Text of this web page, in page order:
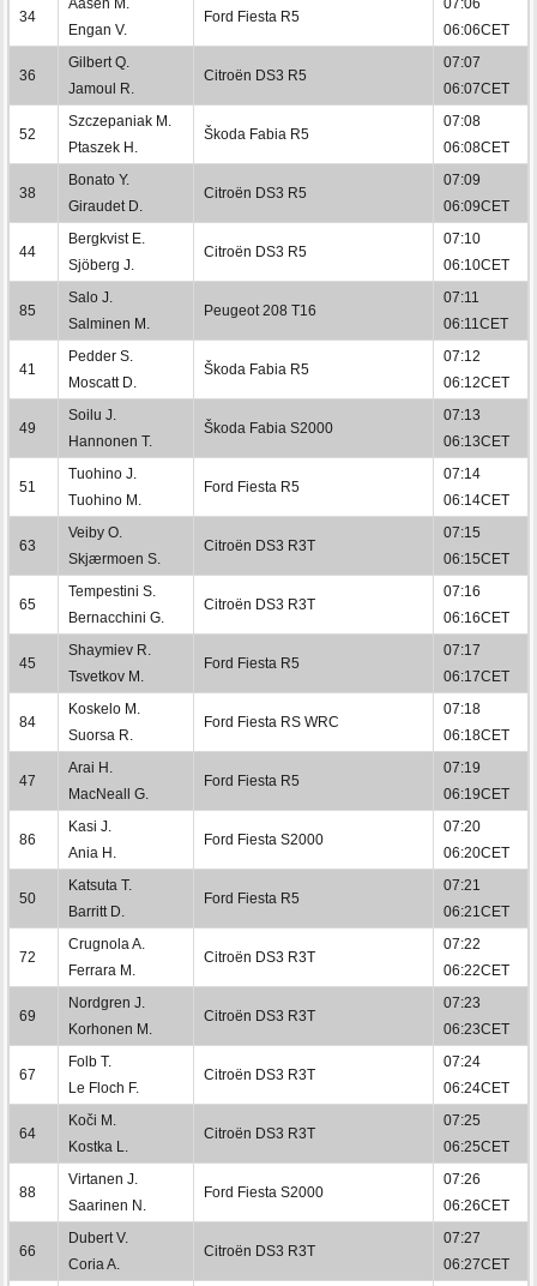
34
Aasen M.
Engan V.
Ford Fiesta R5
07:06
06:06CET
36
Gilbert Q.
Jamoul R.
Citroën DS3 R5
07:07
06:07CET
52
Szczepaniak M.
Ptaszek H.
Škoda Fabia R5
07:08
06:08CET
38
Bonato Y.
Giraudet D.
Citroën DS3 R5
07:09
06:09CET
44
Bergkvist E.
Sjöberg J.
Citroën DS3 R5
07:10
06:10CET
85
Salo J.
Salminen M.
Peugeot 208 T16
07:11
06:11CET
41
Pedder S.
Moscatt D.
Škoda Fabia R5
07:12
06:12CET
49
Soilu J.
Hannonen T.
Škoda Fabia S2000
07:13
06:13CET
51
Tuohino J.
Tuohino M.
Ford Fiesta R5
07:14
06:14CET
63
Veiby O.
Skjærmoen S.
Citroën DS3 R3T
07:15
06:15CET
65
Tempestini S.
Bernacchini G.
Citroën DS3 R3T
07:16
06:16CET
45
Shaymiev R.
Tsvetkov M.
Ford Fiesta R5
07:17
06:17CET
84
Koskelo M.
Suorsa R.
Ford Fiesta RS WRC
07:18
06:18CET
47
Arai H.
MacNeall G.
Ford Fiesta R5
07:19
06:19CET
86
Kasi J.
Ania H.
Ford Fiesta S2000
07:20
06:20CET
50
Katsuta T.
Barritt D.
Ford Fiesta R5
07:21
06:21CET
72
Crugnola A.
Ferrara M.
Citroën DS3 R3T
07:22
06:22CET
69
Nordgren J.
Korhonen M.
Citroën DS3 R3T
07:23
06:23CET
67
Folb T.
Le Floch F.
Citroën DS3 R3T
07:24
06:24CET
64
Koči M.
Kostka L.
Citroën DS3 R3T
07:25
06:25CET
88
Virtanen J.
Saarinen N.
Ford Fiesta S2000
07:26
06:26CET
66
Dubert V.
Coria A.
Citroën DS3 R3T
07:27
06:27CET